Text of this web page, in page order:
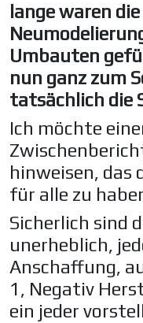
lange waren
Umbauten
nun ganz zum
tatsächlich die
Ich möchte
hinweisen, das
für alle zu
Sicherlich sind
unerheblich,
Anschaffung,
1, Negativ
ein jeder